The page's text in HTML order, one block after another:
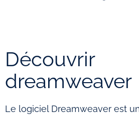
Découvrir
dreamweaver
Le logiciel Dreamweaver est